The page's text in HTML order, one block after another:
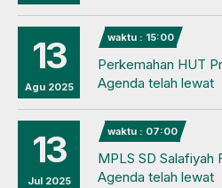
13
Agu 2025
waktu : 15:00
Perkemahan HUT
Agenda telah lewat
13
Jul 2025
waktu : 07:00
MPLS SD Salafiyah
Agenda telah lewat